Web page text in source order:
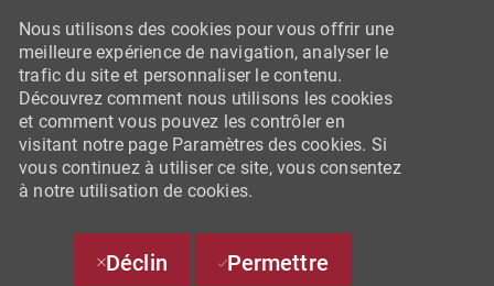
Nous utilisons des cookies pour vous offrir une
meilleure expérience de navigation, analyser le
trafic du site et personnaliser le contenu.
Découvrez comment nous utilisons les cookies
et comment vous pouvez les contrôler en
visitant notre page Paramètres des cookies. Si
vous continuez à utiliser ce site, vous consentez
à notre utilisation de cookies.
Déclin Permettre